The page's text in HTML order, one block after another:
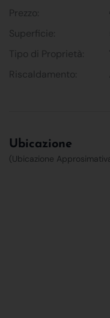
Prezzo:
Superficie:
Tipo di Proprietà:
Riscaldamento:
Ubicazione
(Ubicazione